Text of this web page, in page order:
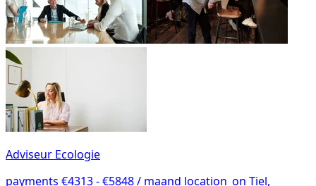
Adviseur Ecologie
payments €4313 - €5848 / maand location_on Tiel,